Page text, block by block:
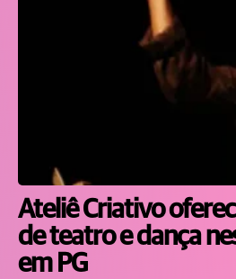
Ateliê Criativo
de teatro e dança
em PG